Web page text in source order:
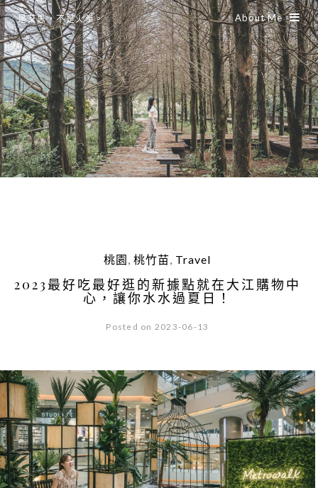
是艾思，不是火拳。 About Me
桃園,桃竹苗, Travel
2023最好吃最好逛的新據點就在大江購物中
心，讓你水水過夏日！
Posted on 2023-06-13